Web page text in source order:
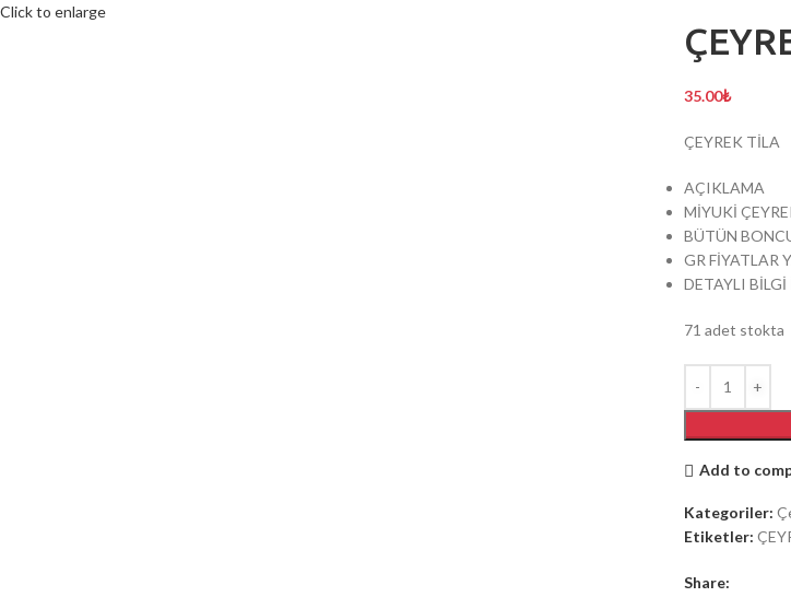
Click to enlarge
35.00₺
ÇEYREK TİLA
AÇIKLAMA
MİYUKİ
BÜTÜN
GR FİYATLAR
DETAYLI
71 adet stokta
Add to
Kategoriler:
Etiketler:
Share: